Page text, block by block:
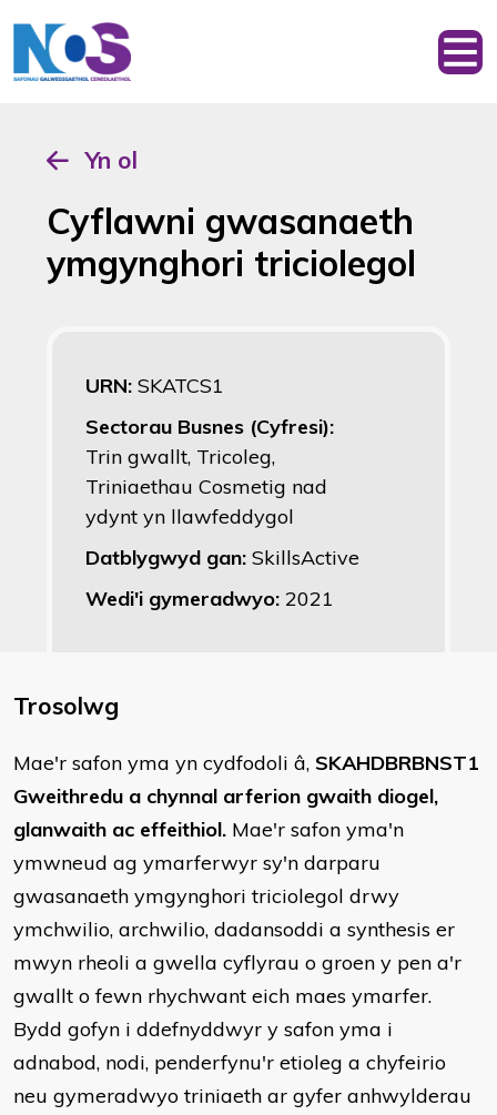
Yn ol
Cyflawni gwasanaeth
ymgynghori triciolegol
URN: SKATCS1
Sectorau Busnes (Cyfresi):
Trin gwallt, Tricoleg,
Triniaethau Cosmetig nad
ydynt yn llawfeddygol
Datblygwyd gan: SkillsActive
Wedi'i gymeradwyo: 2021
Trosolwg
​Mae'r safon yma yn cydfodoli â, SKAHDBRBNST1
Gweithredu a chynnal arferion gwaith diogel,
glanwaith ac effeithiol. Mae'r safon yma'n
ymwneud ag ymarferwyr sy'n darparu
gwasanaeth ymgynghori triciolegol drwy
ymchwilio, archwilio, dadansoddi a synthesis er
mwyn rheoli a gwella cyflyrau o groen y pen a'r
gwallt o fewn rhychwant eich maes ymarfer.
Bydd gofyn i ddefnyddwyr y safon yma i
adnabod, nodi, penderfynu'r etioleg a chyfeirio
neu gymeradwyo triniaeth ar gyfer anhwylderau